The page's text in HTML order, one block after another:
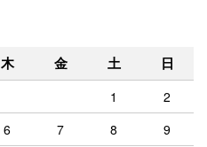
木 金 土 日
1
2
6 7 8
9